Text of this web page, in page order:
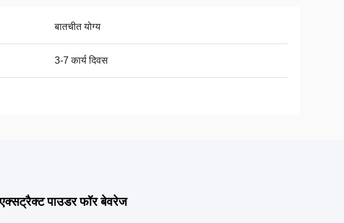
बातचीत योग्य
3-7 कार्य दिवस
पाउडर फॉर बेवरेज